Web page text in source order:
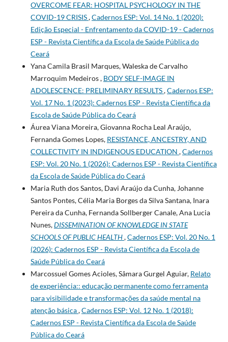
OVERCOME FEAR: HOSPITAL PSYCHOLOGY IN THE
COVID-19 CRISIS,Cadernos ESP: Vol. 14 No. 1 (2020):
Edição Especial - Enfrentamento da COVID-19 - Cadernos
ESP - Revista Cientí­fica da Escola de Saúde Pública do
Ceará
Yana Camila Brasil Marques, Waleska de Carvalho
Marroquim Medeiros , BODY SELF-IMAGE IN
ADOLESCENCE: PRELIMINARY RESULTS,Cadernos ESP:
Vol. 17 No. 1 (2023): Cadernos ESP - Revista Cientí­fica da
Escola de Saúde Pública do Ceará
Áurea Viana Moreira, Giovanna Rocha Leal Araújo,
Fernanda Gomes Lopes, RESISTANCE, ANCESTRY, AND
COLLECTIVITY IN INDIGENOUS EDUCATION ,Cadernos
ESP: Vol. 20 No. 1 (2026): Cadernos ESP - Revista Cientí­fica
da Escola de Saúde Pública do Ceará
Maria Ruth dos Santos, Davi Araújo da Cunha, Johanne
Santos Pontes, Célia Maria Borges da Silva Santana, Inara
Pereira da Cunha, Fernanda Sollberger Canale, Ana Lucia
Nunes,DISSEMINATION OF KNOWLEDGE IN STATE
SCHOOLS OF PUBLIC HEALTH,Cadernos ESP: Vol. 20 No. 1
(2026): Cadernos ESP - Revista Cientí­fica da Escola de
Saúde Pública do Ceará
Marcossuel Gomes Acioles, Sâmara Gurgel Aguiar, Relato
de experiência:: educação permanente como ferramenta
para visibilidade e transformações da saúde mental na
atenção básica,Cadernos ESP: Vol. 12 No. 1 (2018):
Cadernos ESP - Revista Cientí­fica da Escola de Saúde
Pública do Ceará